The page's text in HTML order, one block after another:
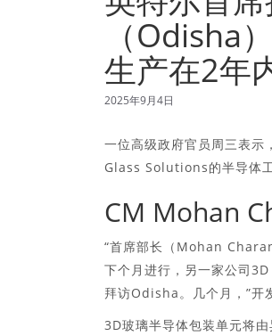
（Odisha
生产在2年
2025年9月4日
一位高级政府官员周三表
Glass Solutions的半导体
CM Mohan
“首席部长（Mohan
下个月进行，另一家公司
拜访Odisha。几个月，”开
3D玻璃半导体包装单元将